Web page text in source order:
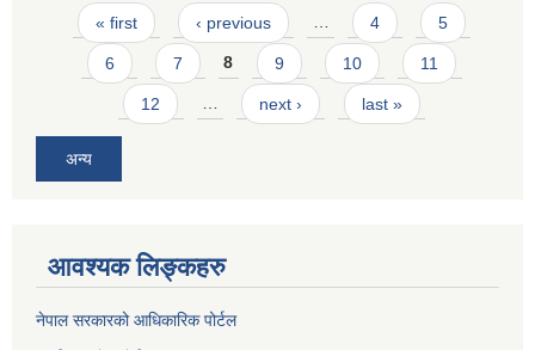
Pages
« first ‹ previous … 4 5
6 7 8 9 10 11
12 … next › last »
अन्य
आवश्यक लिङ्कहरु
नेपाल सरकारको आधिकारिक पोर्टल